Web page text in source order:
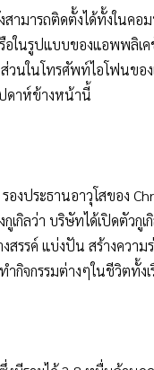
ามารถติดตั้งได้ทั้งในคอ
ในรูปแบบของแอพพลิเ
วนในโทรศัพท์ไอโฟนขอ
ดาห์ข้างหน้านี้
งประธานอาวุโสของ
เกิลว่า บริษัทได้เปิดตัวกู
งสรรค์ แบ่งปัน สร้างควา
ำกิจกรรมต่างๆในชีวิตทั้ง